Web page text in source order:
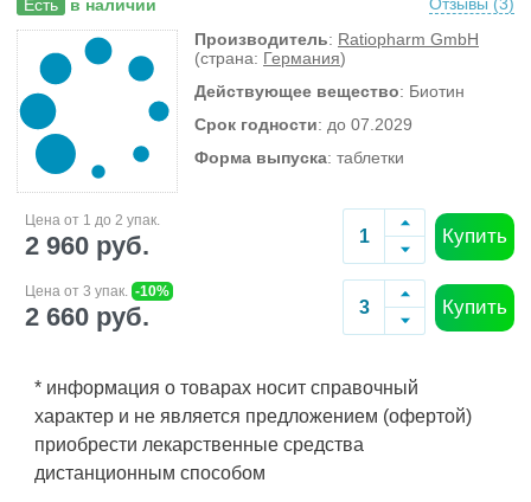
Есть в наличии
Производитель: Ratiopharm GmbH
(страна: Германия)
Действующее вещество: Биотин
Срок годности: до 07.2029
Форма выпуска: таблетки
Цена от 1 до 2 упак.
2 960 руб. Купить
Цена от 3 упак. -10%
2 660 руб. Купить
* информация о товарах носит справочный
характер и не является предложением (офертой)
приобрести лекарственные средства
дистанционным способом